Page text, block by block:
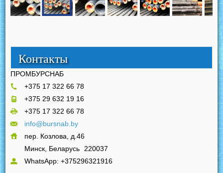
Контакты
ПРОМБУРСНАБ
+375 17 322 66 78
+375 29 632 19 16
+375 17 322 66 78
info@bursnab.by
пер. Козлова, д.46
Минск, Беларусь
220037
WhatsApp: +375296321916